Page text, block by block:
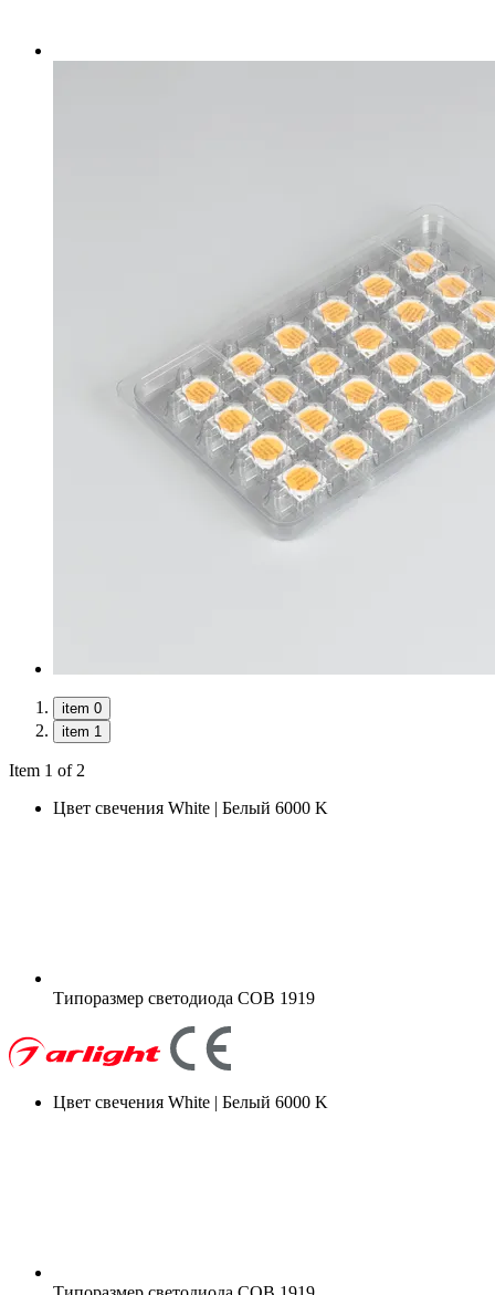
item 0
item 1
Item 1 of 2
Цвет свечения White | Белый 6000 K
Типоразмер светодиода COB 1919
Цвет свечения White | Белый 6000 K